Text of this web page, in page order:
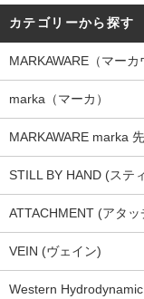
カテゴリーから探す
MARKAWARE（マーカ
marka（マーカ）
MARKAWARE marka
STILL BY HAND (ステ
ATTACHMENT (アタッ
VEIN (ヴェイン)
Western